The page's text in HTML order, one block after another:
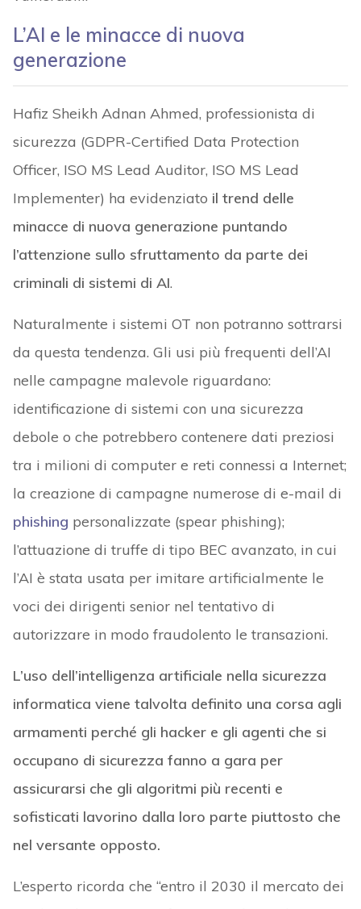
L’AI e le minacce di nuova
generazione
Hafiz Sheikh Adnan Ahmed, professionista di
sicurezza (GDPR-Certified Data Protection
Officer, ISO MS Lead Auditor, ISO MS Lead
Implementer) ha evidenziato il trend delle
minacce di nuova generazione puntando
l’attenzione sullo sfruttamento da parte dei
criminali di sistemi di AI.
Naturalmente i sistemi OT non potranno sottrarsi
da questa tendenza. Gli usi più frequenti dell’AI
nelle campagne malevole riguardano:
identificazione di sistemi con una sicurezza
debole o che potrebbero contenere dati preziosi
tra i milioni di computer e reti connessi a Internet;
la creazione di campagne numerose di e-mail di
phishing personalizzate (spear phishing);
l’attuazione di truffe di tipo BEC avanzato, in cui
l’AI è stata usata per imitare artificialmente le
voci dei dirigenti senior nel tentativo di
autorizzare in modo fraudolento le transazioni.
L’uso dell’intelligenza artificiale nella sicurezza
informatica viene talvolta definito una corsa agli
armamenti perché gli hacker e gli agenti che si
occupano di sicurezza fanno a gara per
assicurarsi che gli algoritmi più recenti e
sofisticati lavorino dalla loro parte piuttosto che
nel versante opposto.
L’esperto ricorda che “entro il 2030 il mercato dei